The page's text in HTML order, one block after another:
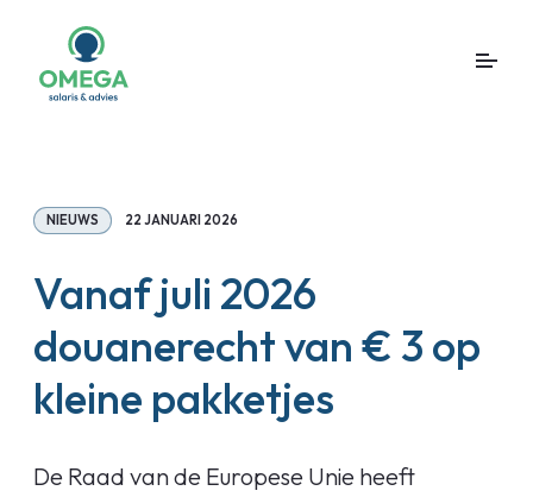
NIEUWS 22 JANUARI 2026
Vanaf juli 2026
douanerecht van € 3 op
kleine pakketjes
De Raad van de Europese Unie heeft